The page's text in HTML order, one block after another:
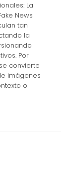
La
News
tan
la
Por
convierte
imágenes
o